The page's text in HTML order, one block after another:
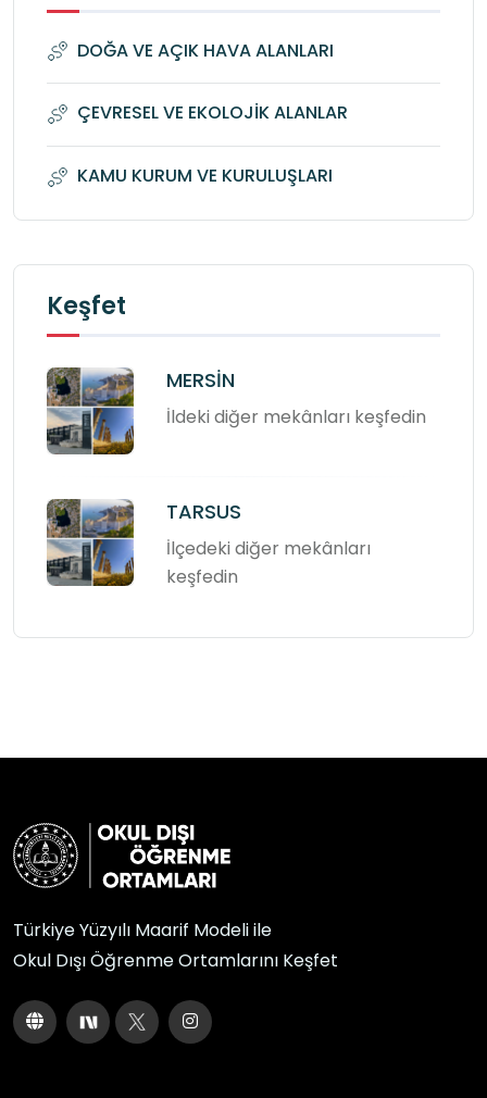
DOĞA VE AÇIK HAVA ALANLARI
ÇEVRESEL VE EKOLOJİK ALANLAR
KAMU KURUM VE KURULUŞLARI
Keşfet
MERSİN
İldeki diğer mekânları keşfedin
TARSUS
İlçedeki diğer mekânları
keşfedin
Türkiye Yüzyılı Maarif Modeli ile
Okul Dışı Öğrenme Ortamlarını Keşfet